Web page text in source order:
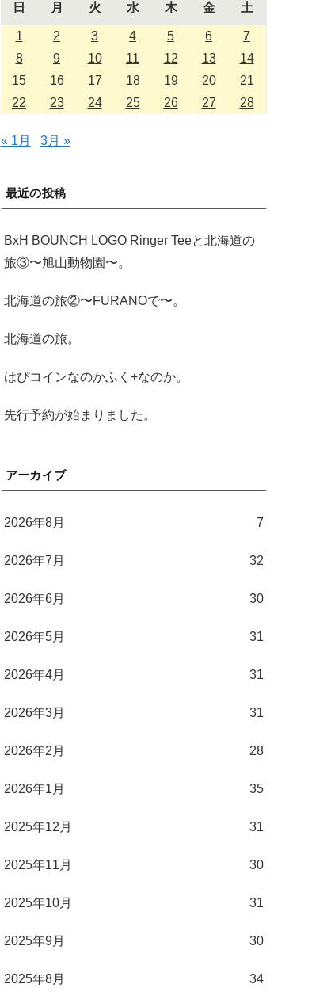
日 月 火 水 木 金 土
1 2 3 4 5 6
7
8
9 10 11 12 13
14
15
16 17 18 19 20
21
22
23 24 25 26 27 28
« 1月 3月 »
最近の投稿
BxH BOUNCH LOGO Ringer Teeと北海道の
旅③〜旭山動物園〜。
北海道の旅②〜FURANOで〜。
北海道の旅。
はぴコインなのかふく+なのか。
先行予約が始まりました。
アーカイブ
2026年8月 7
2026年7月 32
2026年6月 30
2026年5月 31
2026年4月 31
2026年3月 31
2026年2月 28
2026年1月 35
2025年12月 31
2025年11月 30
2025年10月 31
2025年9月 30
2025年8月 34